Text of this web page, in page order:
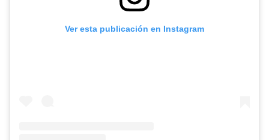
Ver esta publicación en Instagram